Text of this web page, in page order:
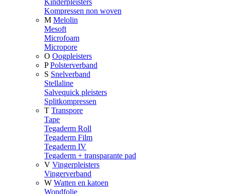
Kinderpleisters
Kompressen non woven
M Melolin
Mesoft
Microfoam
Micropore
O Oogpleisters
P Polsterverband
S Snelverband
Stellaline
Salvequick pleisters
Splitkompressen
T Transpore
Tape
Tegaderm Roll
Tegaderm Film
Tegaderm IV
Tegaderm + transparante pad
V Vingerpleisters
Vingerverband
W Watten en katoen
Wondfolie